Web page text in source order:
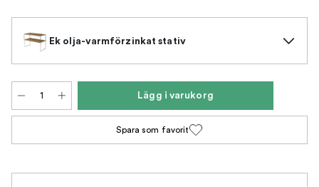
Ek olja-varmförzinkat stativ
Lägg i varukorg
Spara som favorit